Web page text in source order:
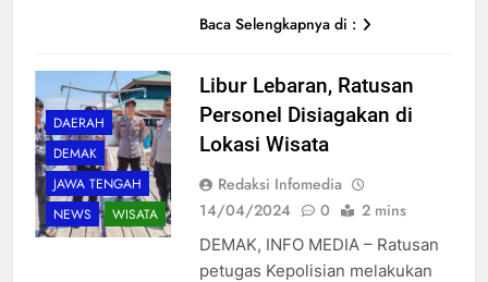
Baca Selengkapnya di :
DAERAH
DEMAK
JAWA TENGAH
NEWS
WISATA
Libur Lebaran, Ratusan
Personel Disiagakan di
Lokasi Wisata
Redaksi Infomedia
14/04/2024
0 2 mins
DEMAK, INFO MEDIA – Ratusan
petugas Kepolisian melakukan